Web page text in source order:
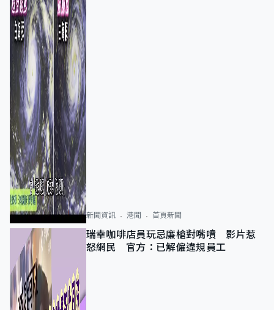
新聞資訊 港聞 首頁新聞
瑞幸咖啡店員玩忌廉槍對嘴噴 影片惹
怒網民 官方：已解僱違規員工